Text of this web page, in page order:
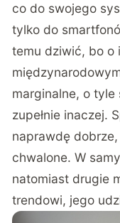
co do swojego
tylko do
temu dziwić, bo o
marginalne, o
zupełnie inaczej.
naprawdę
chwalone. W
natomiast drugie
trendowi, jego